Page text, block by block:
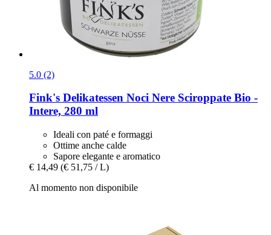
5.0 (2)
Fink's Delikatessen Noci Nere Sciroppate Bio -​
Intere, 280 ml
Ideali con paté e formaggi
Ottime anche calde
Sapore elegante e aromatico
€ 14,49 (€ 51,75 / L)
Al momento non disponibile